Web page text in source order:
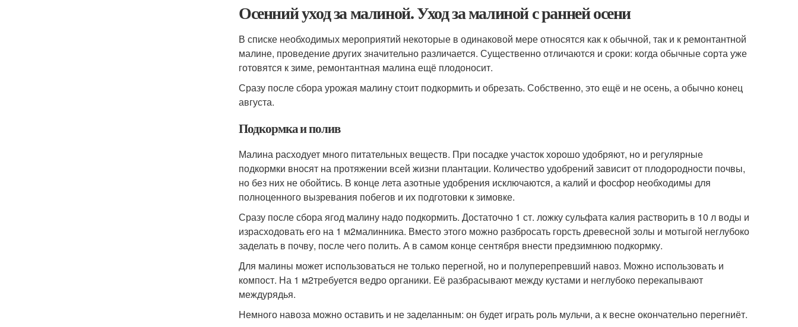
Осенний уход за малиной. Уход за малиной с ранней осени
В списке необходимых мероприятий некоторые в одинаковой мере относятся как к обычной, так и к ремонтантной
малине, проведение других значительно различается. Существенно отличаются и сроки: когда обычные сорта уже
готовятся к зиме, ремонтантная малина ещё плодоносит.
Сразу после сбора урожая малину стоит подкормить и обрезать. Собственно, это ещё и не осень, а обычно конец
августа.
Подкормка и полив
Малина расходует много питательных веществ. При посадке участок хорошо удобряют, но и регулярные
подкормки вносят на протяжении всей жизни плантации. Количество удобрений зависит от плодородности почвы,
но без них не обойтись. В конце лета азотные удобрения исключаются, а калий и фосфор необходимы для
полноценного вызревания побегов и их подготовки к зимовке.
Сразу после сбора ягод малину надо подкормить. Достаточно 1 ст. ложку сульфата калия растворить в 10 л воды и
израсходовать его на 1 м2малинника. Вместо этого можно разбросать горсть древесной золы и мотыгой неглубоко
заделать в почву, после чего полить. А в самом конце сентября внести предзимнюю подкормку.
Для малины может использоваться не только перегной, но и полуперепревший навоз. Можно использовать и
компост. На 1 м2требуется ведро органики. Её разбрасывают между кустами и неглубоко перекапывают
междурядья.
Немного навоза можно оставить и не заделанным: он будет играть роль мульчи, а к весне окончательно перегниёт.